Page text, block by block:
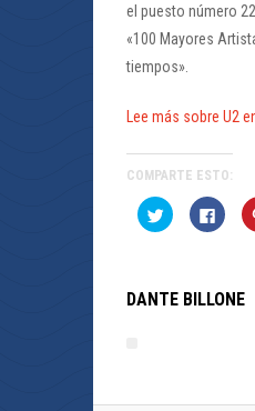
el puesto número
«100 Mayores
tiempos».
Lee más sobre U2
COMPARTE ESTO:
Haz
clic
(Se
abre
Haz
clic
(Se
abre
DANTE BILLONE